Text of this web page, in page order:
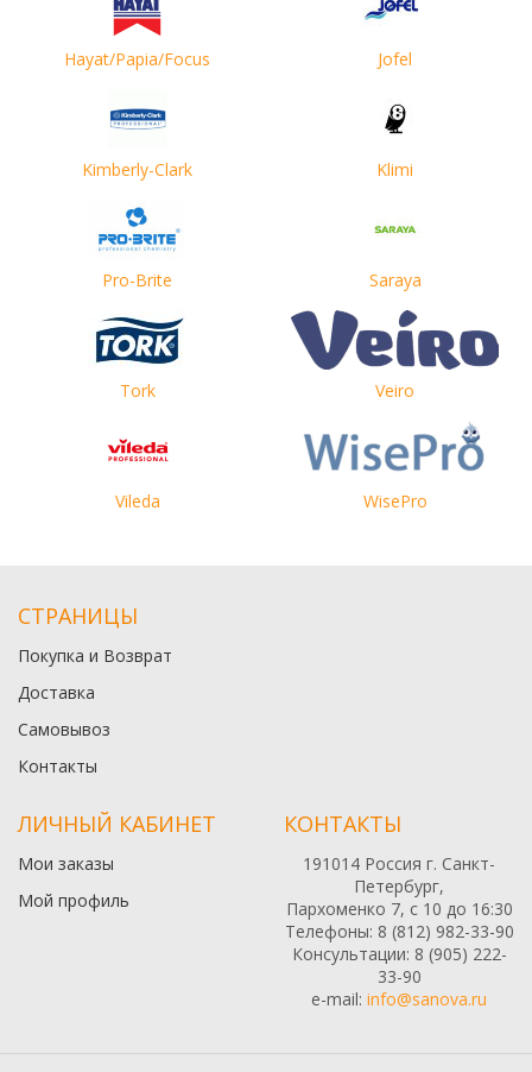
Hayat/Papia/Focus Jofel
Kimberly-Clark Klimi
Pro-Brite Saraya
Tork Veiro
Vileda WisePro
СТРАНИЦЫ
Покупка и Возврат
Доставка
Самовывоз
Контакты
ЛИЧНЫЙ КАБИНЕТ
Мои заказы
Мой профиль
КОНТАКТЫ
191014 Россия г. Санкт-
Петербург,
Пархоменко 7, с 10 до 16:30
Телефоны: 8 (812) 982-33-90
Консультации: 8 (905) 222-
33-90
e-mail: info@sanova.ru